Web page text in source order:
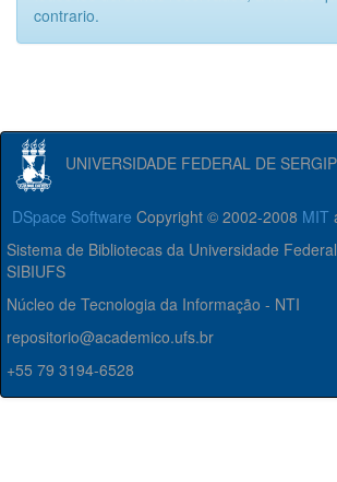
contrario.
UNIVERSIDADE FEDERAL DE
DSpace Software Copyright © 2002-2008 MIT
Sistema de Bibliotecas da Universidade
SIBIUFS
Núcleo de Tecnologia da Informação - NTI
repositorio@academico.ufs.br
+55 79 3194-6528